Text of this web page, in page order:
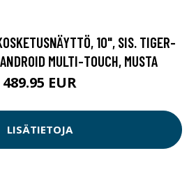
10", SIS. TIGER-
MULTI-TOUCH, MUSTA
489.95 EUR
LISÄTIETOJA